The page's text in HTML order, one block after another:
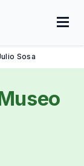
Sosa